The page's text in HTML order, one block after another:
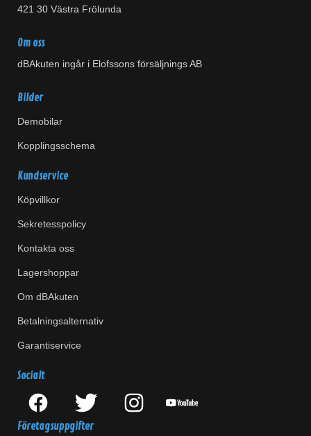
421 30 Västra Frölunda
Om oss
dBAkuten ingår i Elofssons försäljnings AB
Bilder
Demobilar
Kopplingsschema
Kundservice
Köpvillkor
Sekretesspolicy
Kontakta oss
Lagershoppar
Om dBAkuten
Betalningsalternativ
Garantiservice
Socialt
Företagsuppgifter